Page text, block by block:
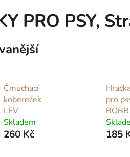
PRO PSY,
Čmuchací
kobereček
LEV
Skladem
260 Kč
pro
BOBR
185